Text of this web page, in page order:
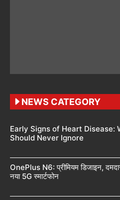
NEWS CATEGORY
Early Signs of Heart Disease:
Should Never Ignore
OnePlus N6: प्रीमियम डिजाइन,
नया 5G स्मार्टफोन